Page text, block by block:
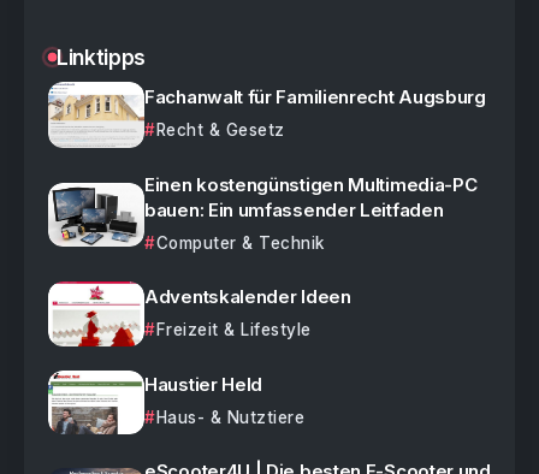
Linktipps
Fachanwalt für Familienrecht Augsburg
Recht & Gesetz
Einen kostengünstigen Multimedia-PC
bauen: Ein umfassender Leitfaden
Computer & Technik
Adventskalender Ideen
Freizeit & Lifestyle
Haustier Held
Haus- & Nutztiere